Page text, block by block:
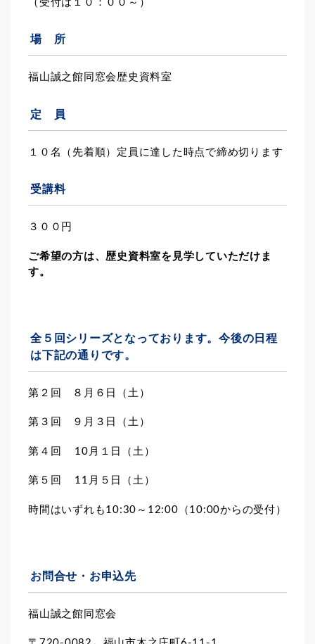
（受付は１０：００～）
場 所
福山誠之館同窓会歴史資料室
定 員
１０名（先着順）定員に達した時点で締め切ります
受講料
３００円
ご希望の方は、歴史資料室を見学していただけま
す。
全５回シリーズとなっております。今後の日程
は下記の通りです。
第２回 ８月６日（土）
第３回 ９月３日（土）
第４回 10月１日（土）
第５回 11月５日（土）
時間はいずれも10:30～12:00（10:00からの受付）
お問合せ・お申込先
福山誠之館同窓会